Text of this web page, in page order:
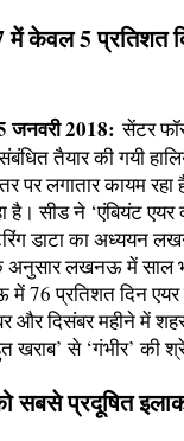
में केवल 5 प्रतिशत
जनवरी 2018:सेंटर
तैयार की गयी
पर लगातार कायम
है। सीड ने ‘एंबियंट एयर
डाटा का अध्ययन
अनुसार लखनऊ में साल
76 प्रतिशत दिन एयर
और दिसंबर महीने में
खराब’ से ‘गंभीर’ की
सबसे प्रदूषित